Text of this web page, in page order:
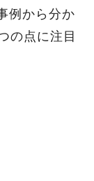
例から分か
の点に注目